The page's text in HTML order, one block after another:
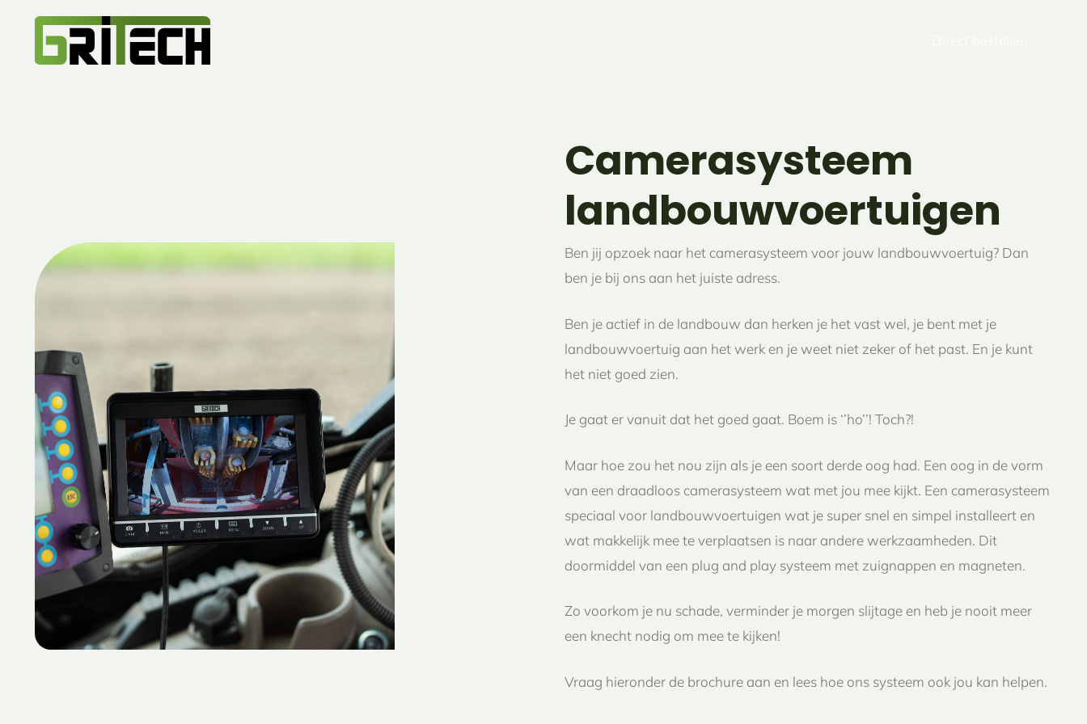
Camerasysteem
landbouwvoertuigen
Ben jij opzoek naar het camerasysteem voor jouw landbouwvoertuig? Dan
ben je bij ons aan het juiste adress.
Ben je actief in de landbouw dan herken je het vast wel, je bent met je
landbouwvoertuig aan het werk en je weet niet zeker of het past. En je kunt
het niet goed zien.
Je gaat er vanuit dat het goed gaat. Boem is ‘’ho’’! Toch?!
Maar hoe zou het nou zijn als je een soort derde oog had. Een oog in de vorm
van een draadloos camerasysteem wat met jou mee kijkt. Een camerasysteem
speciaal voor landbouwvoertuigen wat je super snel en simpel installeert en
wat makkelijk mee te verplaatsen is naar andere werkzaamheden. Dit
doormiddel van een plug and play systeem met zuignappen en magneten.
Zo voorkom je nu schade, verminder je morgen slijtage en heb je nooit meer
een knecht nodig om mee te kijken!
Vraag hieronder de brochure aan en lees hoe ons systeem ook jou kan helpen.